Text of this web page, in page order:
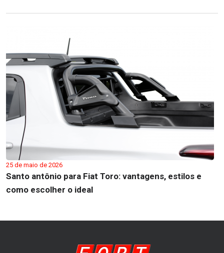
25 de maio de 2026
Santo antônio para Fiat Toro: vantagens, estilos e
como escolher o ideal